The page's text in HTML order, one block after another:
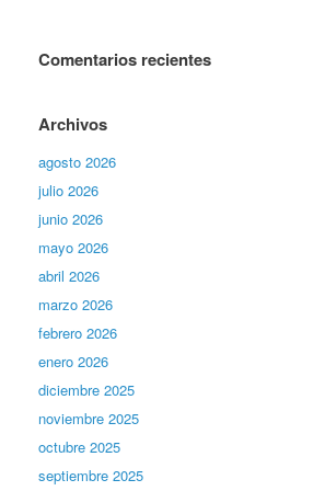
Comentarios recientes
Archivos
agosto 2026
julio 2026
junio 2026
mayo 2026
abril 2026
marzo 2026
febrero 2026
enero 2026
diciembre 2025
noviembre 2025
octubre 2025
septiembre 2025